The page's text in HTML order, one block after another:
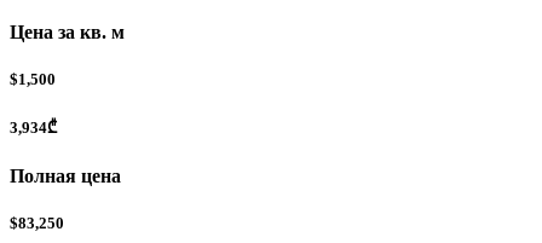
Цена за кв. м
$1,500
3,934₾
Полная цена
$83,250